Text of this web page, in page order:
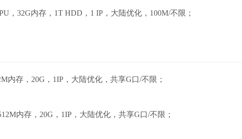
，32G内存，1T HDD，1 IP，大陆优化，100M/不限；
内存，20G，1IP，大陆优化，共享G口/不限；
内存，20G，1IP，大陆优化，共享G口/不限；